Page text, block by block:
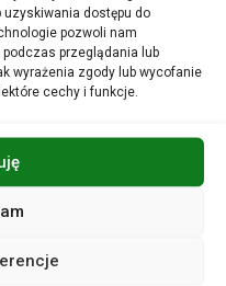
dostępu do
pozwoli nam
przeglądania lub
wyrażenia zgody lub wycofanie
cechy i funkcje.